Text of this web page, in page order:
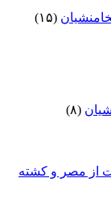
(۱۵)
(۸)
از مصر و کشته